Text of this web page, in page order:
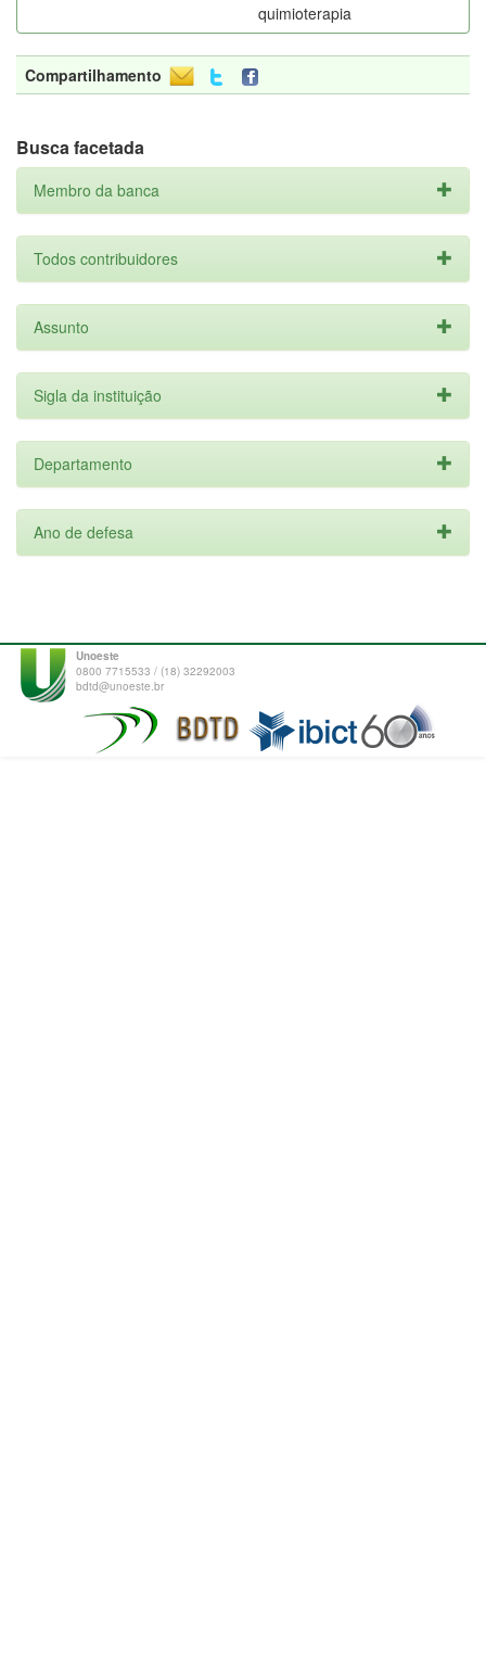
quimioterapia
Compartilhamento
Busca facetada
Membro da banca
Todos contribuidores
Assunto
Sigla da instituição
Departamento
Ano de defesa
Unoeste
0800 7715533 / (18) 32292003
bdtd@unoeste.br